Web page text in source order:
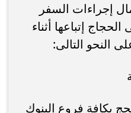
لإستكمال إجراءات السفر
إتباعها أثناء
النحو التالى:
بكافة فروع البنوك